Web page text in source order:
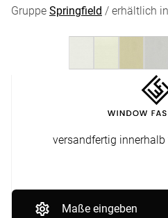
Gruppe Springfield / erhältlich
versandfertig
Maße eingeben